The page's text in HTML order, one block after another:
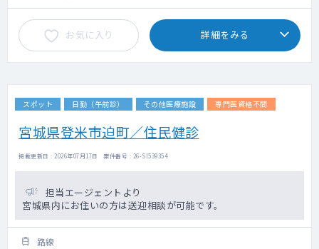
お気に入り 詳細をみる
スポット 日勤（午前診） その他医療施設 専門医資格不問
宮城県登米市迫町／住民健診
掲載更新日 : 2026年07月17日 案件番号 : 26-SI539354
担当エージェントより
宮城県内にお住いの方は送迎相談が可能です。
路線